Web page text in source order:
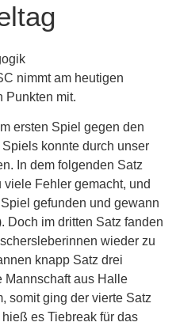
nimmt am heutigen
Punkten mit.
ersten Spiel gegen den
konnte durch unser
In dem folgenden Satz
Fehler gemacht, und
gefunden und gewann
Doch im dritten Satz fanden
wieder zu
knapp Satz drei
Mannschaft aus Halle
somit ging der vierte Satz
es Tiebreak für das